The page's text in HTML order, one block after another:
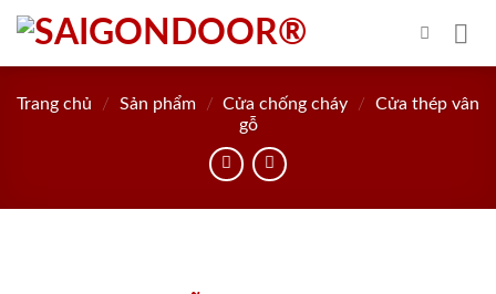
Skip
content
Trang chủ / Sản phẩm / Cửa chống cháy /
Cửa thép vân
gỗ